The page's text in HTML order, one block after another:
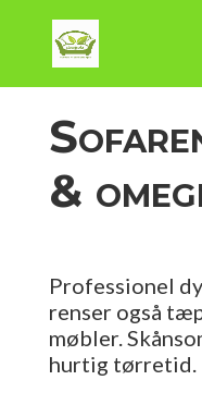
&
Professionel
renser også
møbler.
hurtig tørretid.